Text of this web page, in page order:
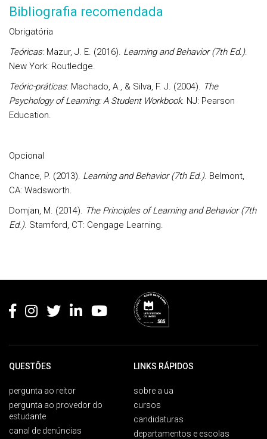
Bibliografia recomendada
Obrigatória
Teóricas: Mazur, J. E. (2016). Learning and Behavior (7th Ed.).
New York: Routledge.
Teóric-práticas: Machado, A., & Silva, F. J. (2004). The
Psychology of Learning: A Student Workbook. NJ: Pearson
Education.
Opcional
Chance, P. (2013). Learning and Behavior (7th Ed.). Belmont,
CA: Wadsworth.
Domjan, M. (2014). The Principles of Learning and Behavior (7th
Ed.). Stamford, CT: Cengage Learning.
QUESTÕES
pergunta ao reitor
pergunta ao provedor do
estudante
canal de denúncias
LINKS RÁPIDOS
sobre a ua
cursos
candidaturas
departamentos e escolas